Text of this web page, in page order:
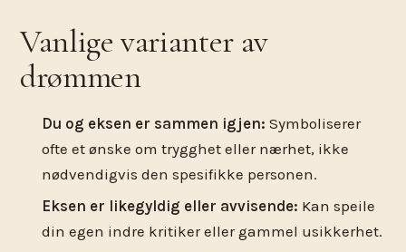
Vanlige varianter av
drømmen
Du og eksen er sammen igjen: Symboliserer
ofte et ønske om trygghet eller nærhet, ikke
nødvendigvis den spesifikke personen.
Eksen er likegyldig eller avvisende: Kan speile
din egen indre kritiker eller gammel usikkerhet.